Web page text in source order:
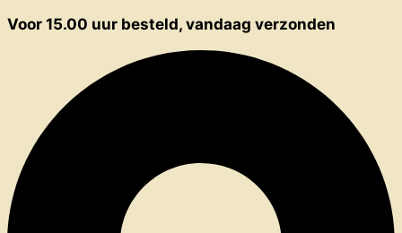
Voor 15.00 uur besteld, vandaag verzonden